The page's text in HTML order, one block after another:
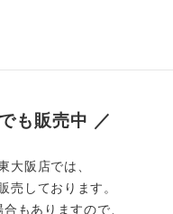
も販売中 ／
大阪店では、
売しております。
もありますので、